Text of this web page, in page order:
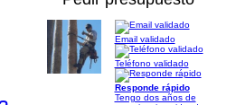
Email validado
Teléfono validado
Responde rápido
Tengo dos años de